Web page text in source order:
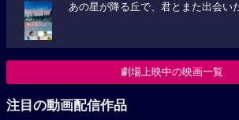
あの星が降る丘で、君とまた出会い
劇場上映中の映画一覧
注目の動画配信作品